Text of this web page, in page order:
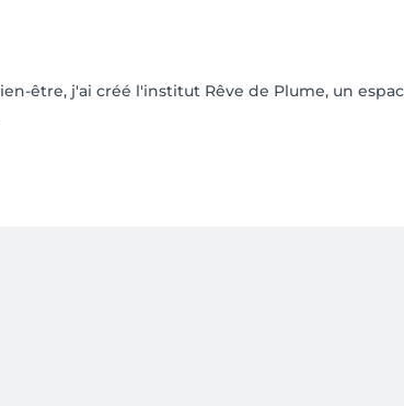
être, j'ai créé l'institut Rêve de Plume, un